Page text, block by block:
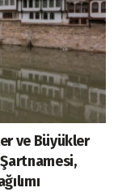
ve Büyükler